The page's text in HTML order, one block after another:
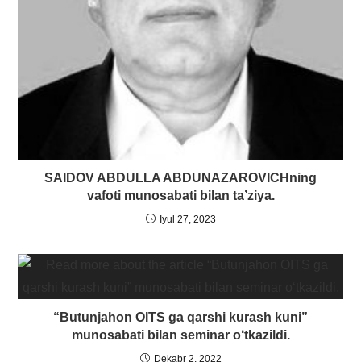
SAIDOV ABDULLA ABDUNAZAROVICHning
vafoti munosabati bilan ta’ziya.
Iyul 27, 2023
“Butunjahon OITS ga qarshi kurash kuni”
munosabati bilan seminar o‘tkazildi.
Dekabr 2, 2022